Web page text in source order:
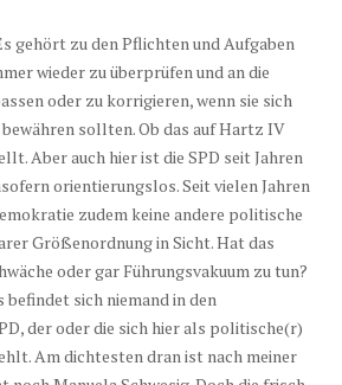
gehört zu den Pflichten und Aufgaben
wieder zu überprüfen und an die
oder zu korrigieren, wenn sie sich
sollten. Ob das auf Hartz IV
Aber auch hier ist die SPD seit Jahren
orientierungslos. Seit vielen Jahren
zudem keine andere politische
Größenordnung in Sicht. Hat das
oder gar Führungsvakuum zu tun?
sich niemand in den
der oder die sich hier als politische(r)
Am dichtesten dran ist nach meiner